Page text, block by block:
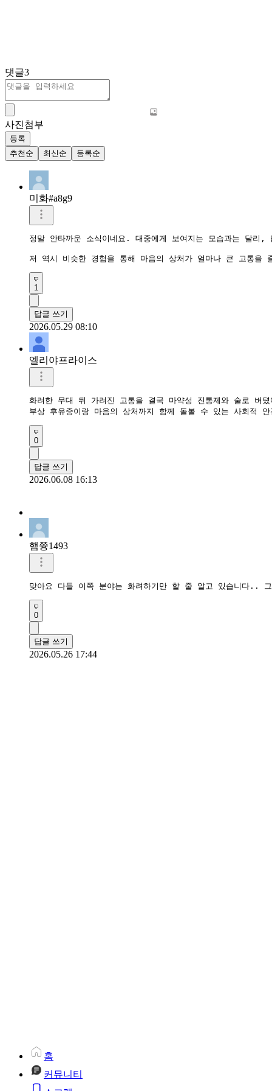
댓글3
사진첨부
등록
추천순
최신순 등록순
미화#a8g9
정말 안타까운 소식이네요. 대중에게 보여지는 모습과는 달
저 역시 비슷한 경험을 통해 마음의 상처가 얼마나 큰 고통
1
답글 쓰기
2026.05.29 08:10
엘리야프라이스
화려한 무대 뒤 가려진 고통을 결국 마약성 진통제와 술로
부상 후유증이랑 마음의 상처까지 함께 돌볼 수 있는 사회적
0
답글 쓰기
2026.06.08 16:13
햄쯍1493
맞아요 다들 이쪽 분야는 화려하기만 할 줄 알고 있습니다..
0
답글 쓰기
2026.05.26 17:44
홈
커뮤니티